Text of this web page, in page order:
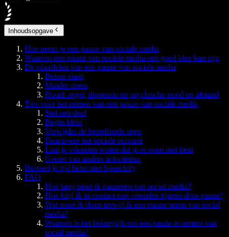
Inhoudsopgave
Hoe neem je een pauze van sociale media
Waarom een pauze van sociale media een goed idee kan zijn
De voordelen van een pauze van sociale media
Betere slaap
Minder stress
Houdt angst, depressie en psychische nood op afstand
Tips voor het nemen van een pauze van sociale media
Stel een doel
Begin klein
Verwijder de betreffende apps
Deactiveer het sociale account
Laat je vrienden weten dat je er even niet bent
Geniet van andere activiteiten
Besteed je tijd beter met Speechify
FAQ
Hoe lang moet ik pauzeren van social media?
Hoe blijf ik in contact met vrienden tijdens deze pauze?
Wat moet ik doen terwijl ik een pauze neem van social
media?
Waarom is het belangrijk om een pauze te nemen van
social media?